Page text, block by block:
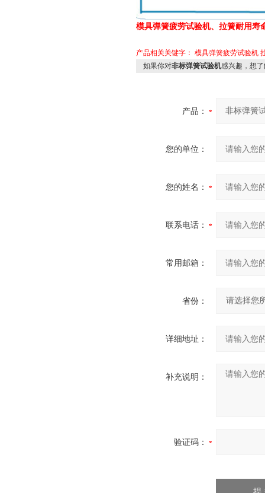
模具弹簧疲劳试验机、拉簧耐用寿
产品相关关键字： 模具弹簧疲劳试验机
如果你对非标弹簧试验机感兴趣，想
产品：
您的单位：
您的姓名：
联系电话：
常用邮箱：
省份：
详细地址：
补充说明：
验证码：